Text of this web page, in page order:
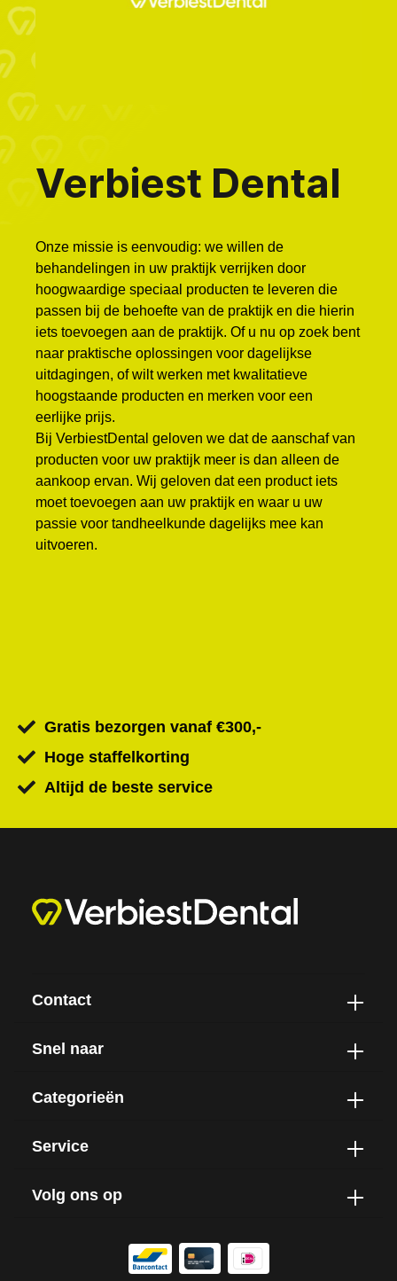
Verbiest Dental
Onze missie is eenvoudig: we willen de
behandelingen in uw praktijk verrijken door
hoogwaardige speciaal producten te leveren die
passen bij de behoefte van de praktijk en die hierin
iets toevoegen aan de praktijk. Of u nu op zoek bent
naar praktische oplossingen voor dagelijkse
uitdagingen, of wilt werken met kwalitatieve
hoogstaande producten en merken voor een
eerlijke prijs.
Bij VerbiestDental geloven we dat de aanschaf van
producten voor uw praktijk meer is dan alleen de
aankoop ervan. Wij geloven dat een product iets
moet toevoegen aan uw praktijk en waar u uw
passie voor tandheelkunde dagelijks mee kan
uitvoeren.
Gratis bezorgen vanaf €300,-
Hoge staffelkorting
Altijd de beste service
Contact
Snel naar
Categorieën
Service
Volg ons op